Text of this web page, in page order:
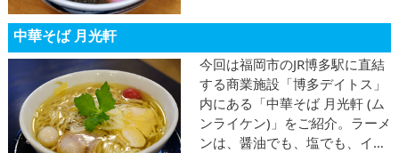
食！
中華そば 月光軒
今回は福岡市のJR博多駅に直結
する商業施設「博多デイトス」
内にある「中華そば 月光軒 (ム
ンライケン)」をご紹介。ラーメ
ンは、醤油でも、塩でも、イリ